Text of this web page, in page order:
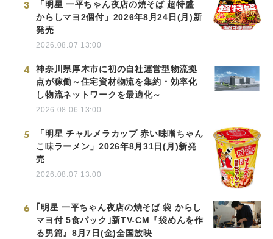
3
「明星 一平ちゃん夜店の焼そば 超特盛
からしマヨ2個付」2026年8月24日(月)新
発売
2026.08.07 13:00
4
神奈川県厚木市に初の自社運営型物流拠
点が稼働～住宅資材物流を集約・効率化
し物流ネットワークを最適化～
2026.08.06 13:00
5
「明星 チャルメラカップ 赤い味噌ちゃん
こ味ラーメン」2026年8月31日(月)新発
売
2026.08.07 13:00
6
｢明星 一平ちゃん夜店の焼そば 袋 からし
マヨ付 5食パック｣新TV-CM『袋めんを作
る男篇』8月7日(金)全国放映